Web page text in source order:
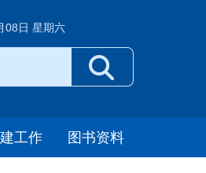
08日 星期六
工作 图书资料